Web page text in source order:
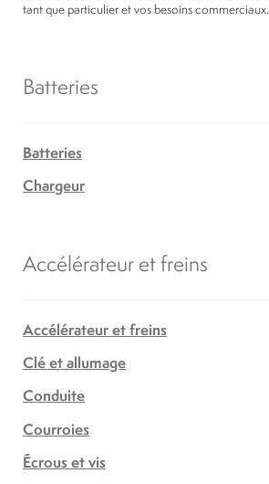
tant que particulier et vos besoins commerciaux.
Batteries
Batteries
Chargeur
Accélérateur et freins
Accélérateur et freins
Clé et allumage
Conduite
Courroies
Écrous et vis